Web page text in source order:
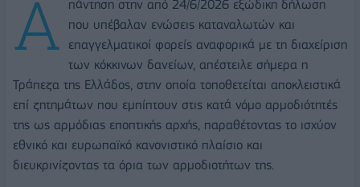
Α
πάντηση στην από 24/6/2026 εξώδικη δήλωση
που υπέβαλαν ενώσεις καταναλωτών και
επαγγελματικοί φορείς αναφορικά με τη διαχείριση
των κόκκινων δανείων, απέστειλε σήμερα η
Τράπεζα της Ελλάδος, στην οποία τοποθετείται αποκλειστικά
επί ζητημάτων που εμπίπτουν στις κατά νόμο αρμοδιότητές
της ως αρμόδιας εποπτικής αρχής, παραθέτοντας το ισχύον
εθνικό και ευρωπαϊκό κανονιστικό πλαίσιο και
διευκρινίζοντας τα όρια των αρμοδιοτήτων της.